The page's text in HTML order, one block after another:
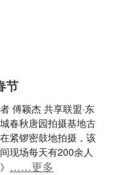
节
傅颖杰 共享联盟·东
春秋唐园拍摄基地古
紧锣密鼓地拍摄，该
现场每天有200余人
……更多